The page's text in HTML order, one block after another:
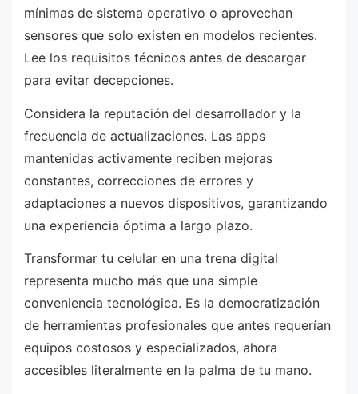
mínimas de sistema operativo o aprovechan
sensores que solo existen en modelos recientes.
Lee los requisitos técnicos antes de descargar
para evitar decepciones.
Considera la reputación del desarrollador y la
frecuencia de actualizaciones. Las apps
mantenidas activamente reciben mejoras
constantes, correcciones de errores y
adaptaciones a nuevos dispositivos, garantizando
una experiencia óptima a largo plazo.
Transformar tu celular en una trena digital
representa mucho más que una simple
conveniencia tecnológica. Es la democratización
de herramientas profesionales que antes requerían
equipos costosos y especializados, ahora
accesibles literalmente en la palma de tu mano.